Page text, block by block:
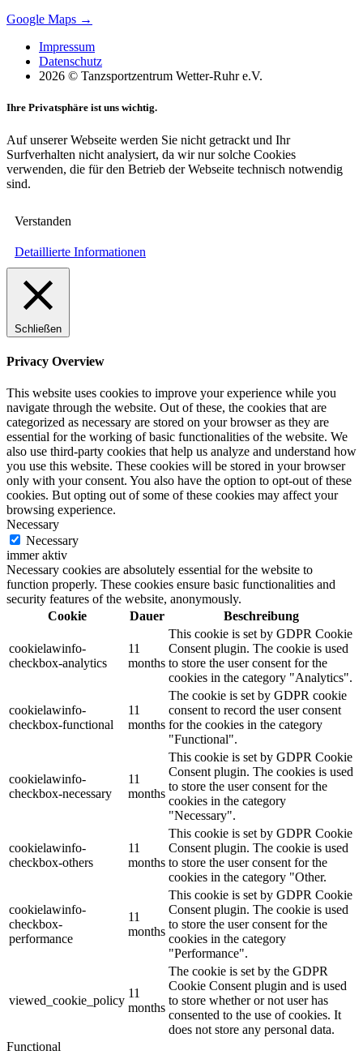
Google Maps →
Impressum
Datenschutz
2026 © Tanzsportzentrum Wetter-Ruhr e.V.
Ihre Privatsphäre ist uns wichtig.
Auf unserer Webseite werden Sie nicht getrackt und Ihr
Surfverhalten nicht analysiert, da wir nur solche Cookies
verwenden, die für den Betrieb der Webseite technisch notwendig
sind.
Verstanden
Detaillierte Informationen
Schließen
Privacy Overview
This website uses cookies to improve your experience while you
navigate through the website. Out of these, the cookies that are
categorized as necessary are stored on your browser as they are
essential for the working of basic functionalities of the website. We
also use third-party cookies that help us analyze and understand how
you use this website. These cookies will be stored in your browser
only with your consent. You also have the option to opt-out of these
cookies. But opting out of some of these cookies may affect your
browsing experience.
Necessary
Necessary
immer aktiv
Necessary cookies are absolutely essential for the website to
function properly. These cookies ensure basic functionalities and
security features of the website, anonymously.
Cookie
Dauer Beschreibung
cookielawinfo-
checkbox-analytics
11
months
This cookie is set by GDPR Cookie
Consent plugin. The cookie is used
to store the user consent for the
cookies in the category "Analytics".
cookielawinfo-
checkbox-functional
11
months
The cookie is set by GDPR cookie
consent to record the user consent
for the cookies in the category
"Functional".
cookielawinfo-
checkbox-necessary
11
months
This cookie is set by GDPR Cookie
Consent plugin. The cookies is used
to store the user consent for the
cookies in the category
"Necessary".
cookielawinfo-
checkbox-others
11
months
This cookie is set by GDPR Cookie
Consent plugin. The cookie is used
to store the user consent for the
cookies in the category "Other.
cookielawinfo-
checkbox-
performance
11
months
This cookie is set by GDPR Cookie
Consent plugin. The cookie is used
to store the user consent for the
cookies in the category
"Performance".
viewed_cookie_policy
11
months
The cookie is set by the GDPR
Cookie Consent plugin and is used
to store whether or not user has
consented to the use of cookies. It
does not store any personal data.
Functional